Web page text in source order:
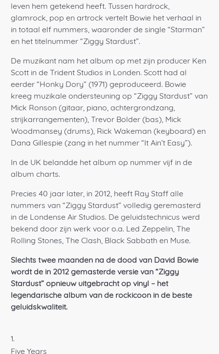
leven hem getekend heeft. Tussen hardrock,
glamrock, pop en artrock vertelt Bowie het verhaal in
in totaal elf nummers, waaronder de single “Starman”
en het titelnummer “Ziggy Stardust”.
De muzikant nam het album op met zijn producer Ken
Scott in de Trident Studios in Londen. Scott had al
eerder “Honky Dory” (1971) geproduceerd. Bowie
kreeg muzikale ondersteuning op “Ziggy Stardust” van
Mick Ronson (gitaar, piano, achtergrondzang,
strijkarrangementen), Trevor Bolder (bas), Mick
Woodmansey (drums), Rick Wakeman (keyboard) en
Dana Gillespie (zang in het nummer “It Ain’t Easy”).
In de UK belandde het album op nummer vijf in de
album charts.
Precies 40 jaar later, in 2012, heeft Ray Staff alle
nummers van “Ziggy Stardust” volledig geremasterd
in de Londense Air Studios. De geluidstechnicus werd
bekend door zijn werk voor o.a. Led Zeppelin, The
Rolling Stones, The Clash, Black Sabbath en Muse.
Slechts twee maanden na de dood van David Bowie
wordt de in 2012 gemasterde versie van “Ziggy
Stardust” opnieuw uitgebracht op vinyl – het
legendarische album van de rockicoon in de beste
geluidskwaliteit.
Five Years